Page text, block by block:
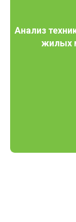
Анализ
жилых